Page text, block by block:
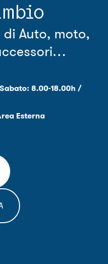
Auto, moto,
8.00-18.00h /
Esterna